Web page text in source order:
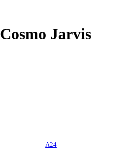
Cosmo Jarvis
A24